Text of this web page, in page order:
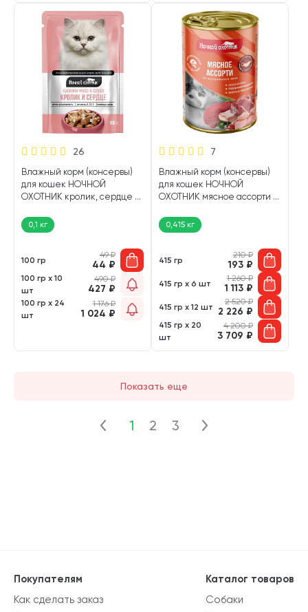
26
Влажный корм (консервы)
для кошек НОЧНОЙ
ОХОТНИК кролик, сердце в
0,1 кг
100 гр
49₽
44 ₽
100 гр х 10
шт
490₽
427 ₽
100 гр х 24
шт
1 176₽
1 024 ₽
7
Влажный корм (консервы)
для кошек НОЧНОЙ
ОХОТНИК мясное ассорти в
0,415 кг
415 гр
210₽
193 ₽
415 гр х 6 шт
1 260₽
1 113 ₽
415 гр х 12 шт
2 520₽
2 226 ₽
415 гр х 20
шт
4 200₽
3 709 ₽
Показать еще
1 2 3
Каталог товаров
Собаки
Покупателям
Как сделать заказ